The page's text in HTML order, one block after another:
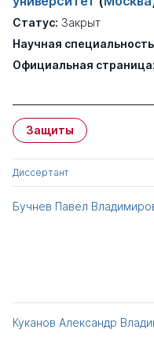
Статус: Закрыт
Научная
Официальная страница:
Защиты
Диссертант
Бучнев Павел
Куканов Александр